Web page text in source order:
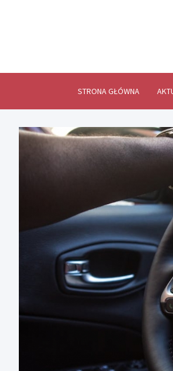
STRONA GŁÓWNA